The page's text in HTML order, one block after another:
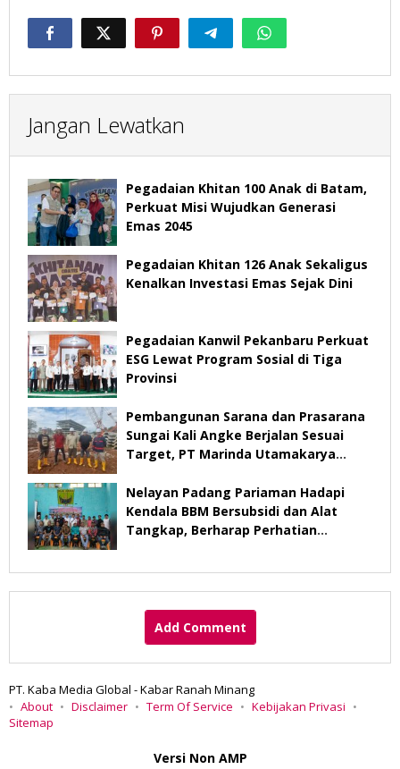
Jangan Lewatkan
Pegadaian Khitan 100 Anak di Batam,
Perkuat Misi Wujudkan Generasi
Emas 2045
Pegadaian Khitan 126 Anak Sekaligus
Kenalkan Investasi Emas Sejak Dini
Pegadaian Kanwil Pekanbaru Perkuat
ESG Lewat Program Sosial di Tiga
Provinsi
Pembangunan Sarana dan Prasarana
Sungai Kali Angke Berjalan Sesuai
Target, PT Marinda Utamakarya
2026
Nelayan Padang Pariaman Hadapi
Kendala BBM Bersubsidi dan Alat
Tangkap, Berharap Perhatian
Add Comment
PT. Kaba Media Global - Kabar Ranah Minang
About
Disclaimer Term Of Service
Kebijakan Privasi
Sitemap
Versi Non AMP